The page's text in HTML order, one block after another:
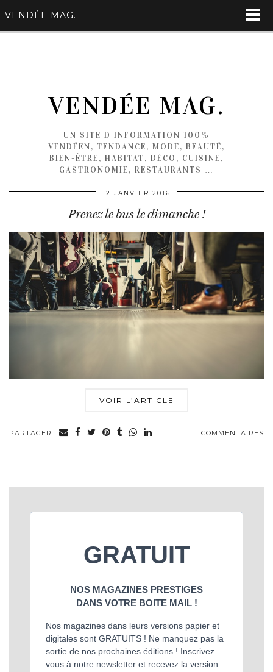
VENDÉE MAG.
VENDÉE MAG.
UN SITE D'INFORMATION 100%
VENDÉEN, TENDANCE, MODE, BEAUTÉ,
BIEN-ÊTRE, HABITAT, DÉCO, CUISINE,
GASTRONOMIE, RESTAURANTS …
12 JANVIER 2016
Prenez le bus le dimanche !
VOIR L’ARTICLE
PARTAGER: COMMENTAIRES